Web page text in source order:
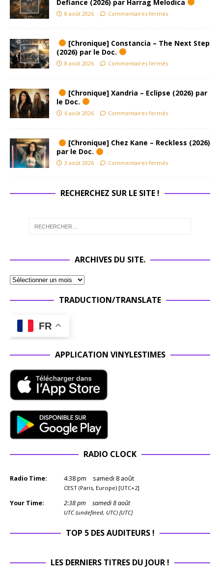
Defiance (2026) par Harrag Melodica
8 août 2026 Commentaires fermés
[Chronique] Constancia – The Next Step
(2026) par le Doc.
8 août 2026 Commentaires fermés
[Chronique] Xandria – Eclipse (2026) par
le Doc.
6 août 2026 Commentaires fermés
[Chronique] Chez Kane – Reckless (2026)
par le Doc.
3 août 2026 Commentaires fermés
RECHERCHEZ SUR LE SITE !
ARCHIVES DU SITE.
TRADUCTION/TRANSLATE
FR
APPLICATION VINYLESTIMES
RADIO CLOCK
Radio Time: 4:38pm samedi 8 août
CEST (Paris, Europe) [UTC+2]
Your Time: 2:38pm samedi 8 août
UTC (undefined, UTC) [UTC]
TOP 5 DES AUDITEURS !
LES DERNIERS TITRES DU JOUR !